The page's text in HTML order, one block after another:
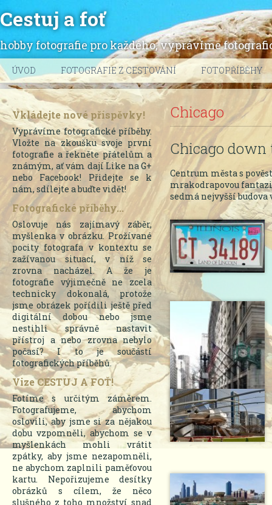
Cestuj a foť
hobby fotografie pro každého, vyprávíme
ÚVOD FOTOGRAFIE Z CESTOVÁNÍ FOTOPŘÍBĚHY
Vkládejte nové příspěvky!
Vyprávíme fotografické příběhy.
Vložte na zkoušku svoje první
fotografie a řekněte přátelům a
známým, ať vám dají Like na G+
nebo Facebook! Přidejte se k
nám, sdílejte a buďte vidět!
Fotografické příběhy...
Oslovuje nás zajímavý záběr,
myšlenka v obrázku. Prožívané
pocity fotografa v kontextu se
zažívanou situací, v níž se
zrovna nacházel. A že je
fotografie výjimečně ne zcela
technicky dokonalá, protože
jsme obrázek pořídili ještě před
digitální dobou nebo jsme
nestihli správně nastavit
přístroj a nebo zrovna nebylo
počasí? I to je součástí
fotografických příběhů.
Vize CESTUJ A FOŤ!
Fotíme s určitým záměrem.
Fotografujeme, abychom
oslovili, aby jsme si za nějakou
dobu vzpomněli, abychom se v
myšlenkách mohli vrátit
zpátky, aby jsme nezapomněli,
ne abychom zaplnili paměťovou
kartu. Nepořizujeme desítky
obrázků s cílem, že něco
slušného z toho množství snad
Chicago
Chicago
Centrum města s
mrakodrapovou
sedmá nejvyšší budova